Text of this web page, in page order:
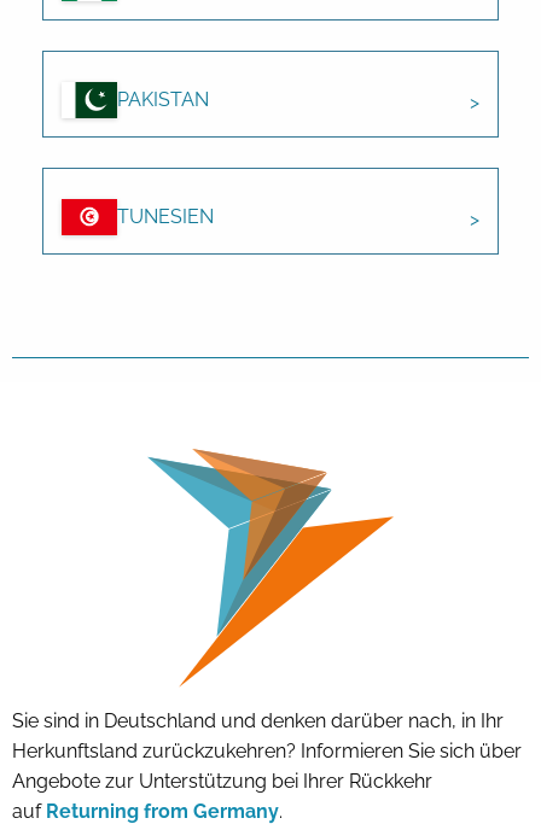
PAKISTAN
TUNESIEN
Sie sind in Deutschland und denken darüber nach, in Ihr
Herkunftsland zurückzukehren? Informieren Sie sich über
Angebote zur Unterstützung bei Ihrer Rückkehr
auf Returning from Germany.